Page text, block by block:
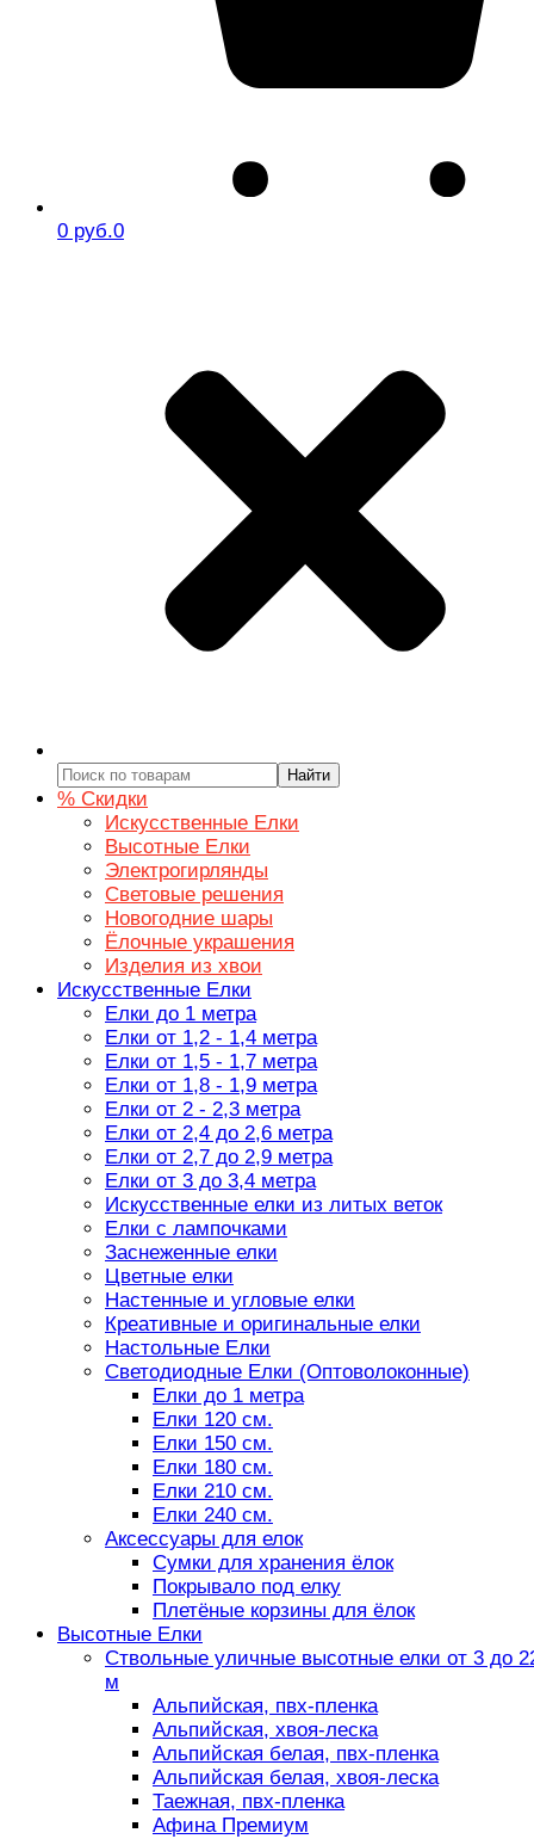
0 руб.0
Найти
% Скидки
Искусственные Елки
Высотные Елки
Электрогирлянды
Световые решения
Новогодние шары
Ёлочные украшения
Изделия из хвои
Искусственные Елки
Елки до 1 метра
Елки от 1,2 - 1,4 метра
Елки от 1,5 - 1,7 метра
Елки от 1,8 - 1,9 метра
Елки от 2 - 2,3 метра
Елки от 2,4 до 2,6 метра
Елки от 2,7 до 2,9 метра
Елки от 3 до 3,4 метра
Искусственные елки из литых веток
Елки с лампочками
Заснеженные елки
Цветные елки
Настенные и угловые елки
Креативные и оригинальные елки
Настольные Елки
Светодиодные Елки (Оптоволоконные)
Елки до 1 метра
Елки 120 см.
Елки 150 см.
Елки 180 см.
Елки 210 см.
Елки 240 см.
Аксессуары для елок
Сумки для хранения ёлок
Покрывало под елку
Плетёные корзины для ёлок
Высотные Елки
Ствольные уличные высотные елки от 3 до
м
Альпийская, пвх-пленка
Альпийская, хвоя-леска
Альпийская белая, пвх-пленка
Альпийская белая, хвоя-леска
Таежная, пвх-пленка
Афина Премиум